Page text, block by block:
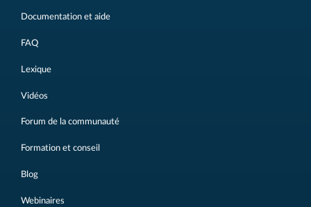
Documentation et aide
FAQ
Lexique
Vidéos
Forum de la communauté
Formation et conseil
Blog
Webinaires